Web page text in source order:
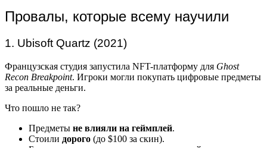
Провалы, которые всему научили
1. Ubisoft Quartz (2021)
Французская студия запустила NFT-платформу для Ghost
Recon Breakpoint. Игроки могли покупать цифровые предметы
за реальные деньги.
Что пошло не так?
Предметы не влияли на геймплей.
Стоили дорого (до $100 за скин).